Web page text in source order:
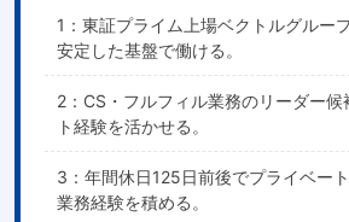
1：東証プライム上場ベクトルグルー
安定した基盤で働ける。
2：CS・フルフィル業務のリーダー候
ト経験を活かせる。
3：年間休日125日前後でプライベー
業務経験を積める。